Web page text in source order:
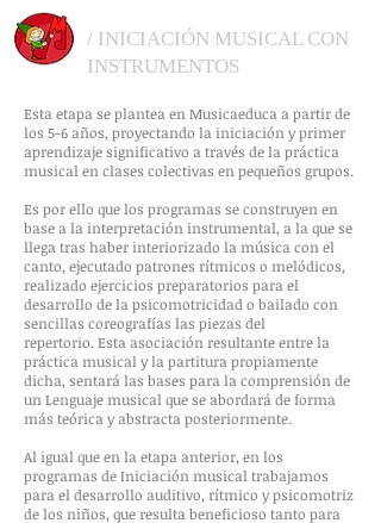
/ INICIACIÓN MUSICAL CON
INSTRUMENTOS
Esta etapa se plantea en Musicaeduca a partir de
los 5-6 años, proyectando la iniciación y primer
aprendizaje significativo a través de la práctica
musical en clases colectivas en pequeños grupos.
Es por ello que los programas se construyen en
base a la interpretación instrumental, a la que se
llega tras haber interiorizado la música con el
canto, ejecutado patrones rítmicos o melódicos,
realizado ejercicios preparatorios para el
desarrollo de la psicomotricidad o bailado con
sencillas coreografías las piezas del
repertorio. Esta asociación resultante entre la
práctica musical y la partitura propiamente
dicha, sentará las bases para la comprensión de
un Lenguaje musical que se abordará de forma
más teórica y abstracta posteriormente.
Al igual que en la etapa anterior, en los
programas de Iniciación musical trabajamos
para el desarrollo auditivo, rítmico y psicomotriz
de los niños, que resulta beneficioso tanto para